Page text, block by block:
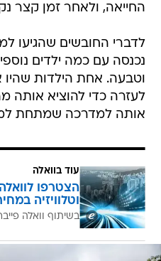
החייאה, ולאחר זמן קצר
לדברי החובשים שהגיעו
נכנסה עם כמה ילדים
וטבעה. אחת הילדות
לעזרה כדי להוציא אותה
אותה למדרכה שמתחת
עוד בוואלה
הצטרפו
וטלוויזיה
בשיתוף וואלה